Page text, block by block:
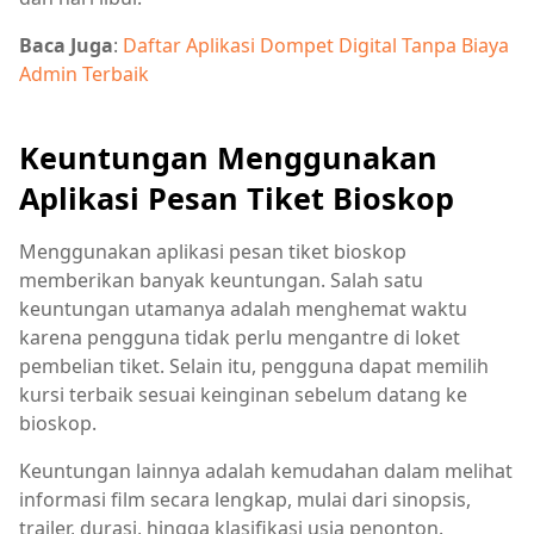
Baca Juga: Daftar Aplikasi Dompet Digital Tanpa Biaya
Admin Terbaik
Keuntungan Menggunakan
Aplikasi Pesan Tiket Bioskop
Menggunakan aplikasi pesan tiket bioskop
memberikan banyak keuntungan. Salah satu
keuntungan utamanya adalah menghemat waktu
karena pengguna tidak perlu mengantre di loket
pembelian tiket. Selain itu, pengguna dapat memilih
kursi terbaik sesuai keinginan sebelum datang ke
bioskop.
Keuntungan lainnya adalah kemudahan dalam melihat
informasi film secara lengkap, mulai dari sinopsis,
trailer, durasi, hingga klasifikasi usia penonton.